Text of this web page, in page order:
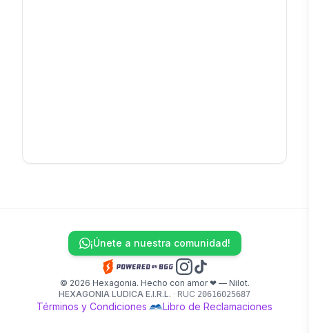
© 2026 Hexagonia. Hecho con amor ❤ — Nilot.
HEXAGONIA LUDICA E.I.R.L. · RUC 20616025687
Términos y Condiciones· Libro de Reclamaciones
¡Únete a nuestra comunidad!